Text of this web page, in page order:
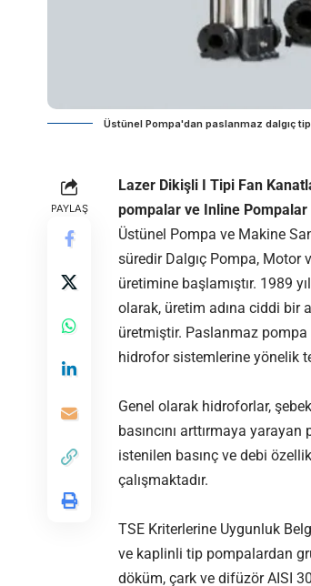
Üstünel Pompa'dan paslanmaz dalgıç
PAYLAŞ
Lazer Dikişli I Tipi Fan
pompalar ve Inline
Üstünel Pompa ve Makine
süredir Dalgıç Pompa, Motor
üretimine başlamıştır. 1989
olarak, üretim adına ciddi bir
üretmiştir. Paslanmaz pompa
hidrofor sistemlerine yönelik
Genel olarak hidroforlar,
basıncını arttırmaya
istenilen basınç ve debi
çalışmaktadır.
TSE Kriterlerine Uygunluk
ve kaplinli tip pompalardan
döküm, çark ve difüzör AISI